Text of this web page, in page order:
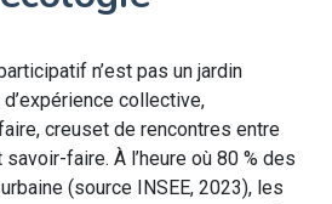
n’est pas un jardin
collective,
creuset de rencontres entre
faire. À l’heure où 80 % des
(source INSEE, 2023), les